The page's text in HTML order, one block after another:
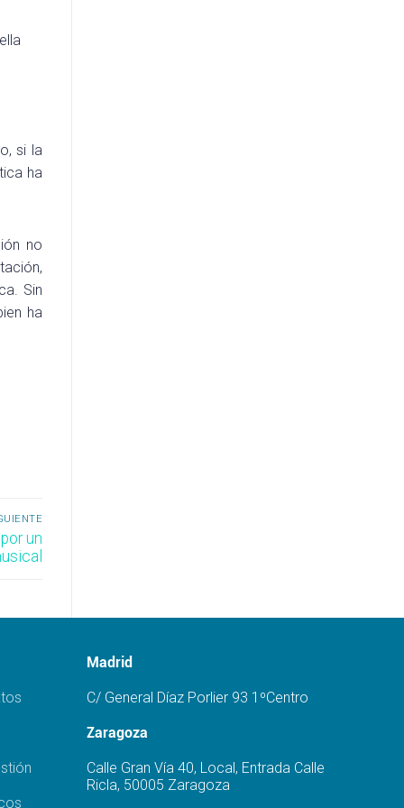
si la
ha
no
Sin
ha
un
Madrid
C/ General Díaz Porlier 93 1ºCentro
Zaragoza
Calle Gran Vía 40, Local, Entrada Calle
Ricla, 50005 Zaragoza